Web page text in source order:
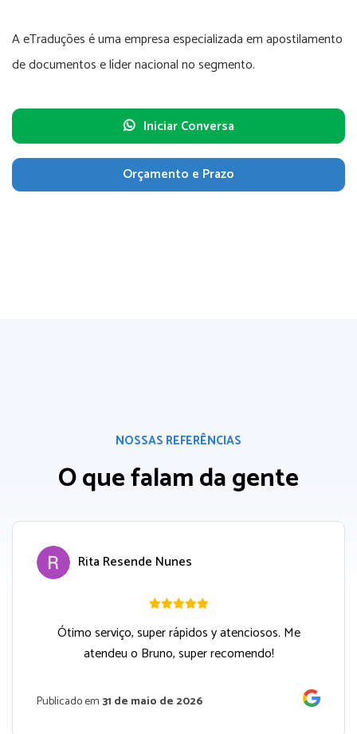
A eTraduções é uma empresa especializada em apostilamento
de documentos e líder nacional no segmento.
Iniciar Conversa
Orçamento e Prazo
NOSSAS REFERÊNCIAS
O que falam da gente
Rita Resende Nunes
Ótimo serviço, super rápidos y atenciosos. Me
atendeu o Bruno, super recomendo!
Publicado em31 de maio de 2026